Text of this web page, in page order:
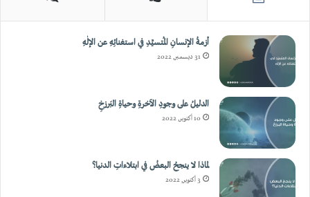
الدليلُ على وجودِ الآخرةِ وحياةِ البَرزخِ
10 أكتوبر, 2022
لماذا لا ينجحُ البعضُ في ابتلاءاتِ الدنيا؟
3 أكتوبر, 2022
إضاءاتٌ حولَ دعوى تشابهِ الإسلامِ معَ الأديانِ السابقةٍ
25 سبتمبر, 2022